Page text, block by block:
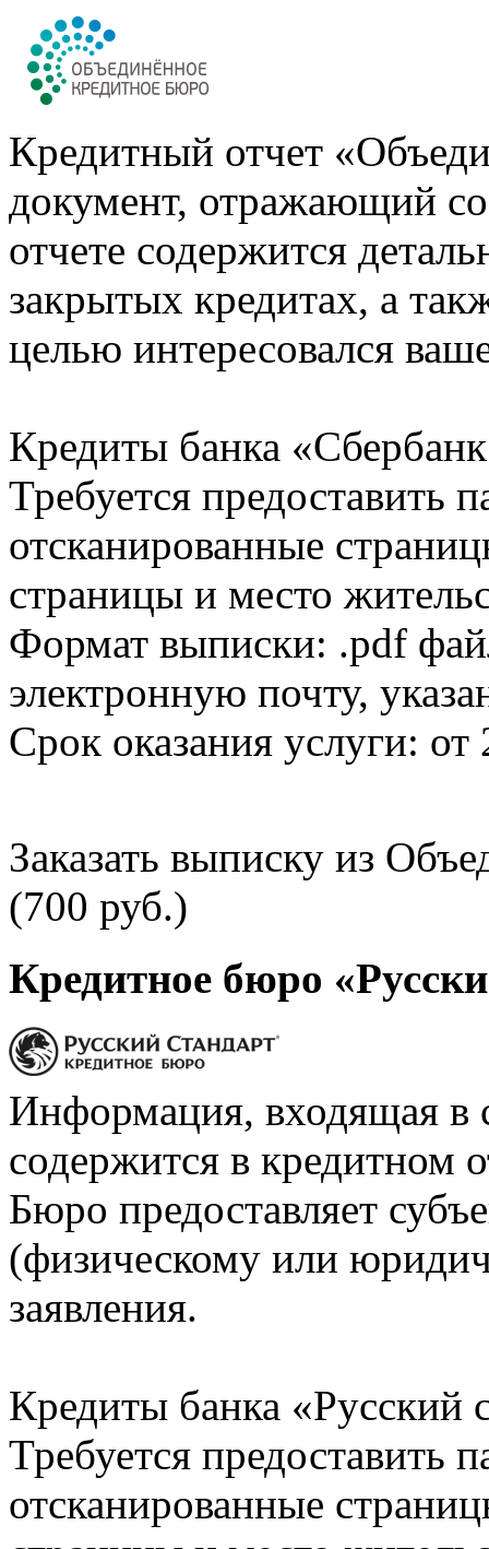
Кредитный отчет
документ, отражающий
отчете содержится
закрытых кредитах, а
целью интересовался
Кредиты банка
Требуется предоставить
отсканированные
страницы и место
Формат выписки: .pdf
электронную почту,
Срок оказания услуги: от
Заказать выписку из
(700 руб.)
Кредитное бюро
Информация, входящая в
содержится в кредитном
Бюро предоставляет
(физическому или
заявления.
Кредиты банка «Русский
Требуется предоставить
отсканированные